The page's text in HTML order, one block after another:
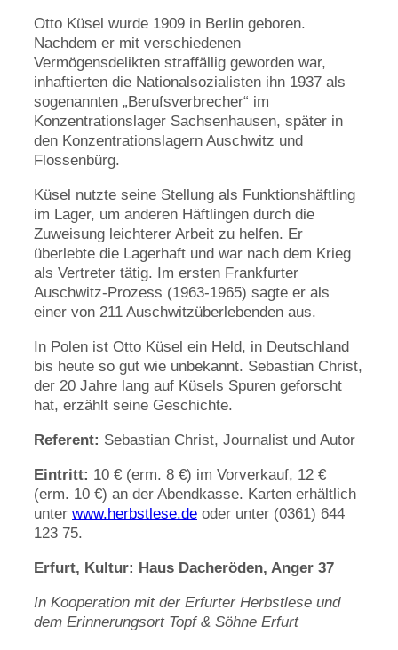
Otto Küsel wurde 1909 in Berlin geboren.
Nachdem er mit verschiedenen
Vermögensdelikten straffällig geworden war,
inhaftierten die Nationalsozialisten ihn 1937 als
sogenannten „Berufsverbrecher“ im
Konzentrationslager Sachsenhausen, später in
den Konzentrationslagern Auschwitz und
Flossenbürg.
Küsel nutzte seine Stellung als Funktionshäftling
im Lager, um anderen Häftlingen durch die
Zuweisung leichterer Arbeit zu helfen. Er
überlebte die Lagerhaft und war nach dem Krieg
als Vertreter tätig. Im ersten Frankfurter
Auschwitz-Prozess (1963-1965) sagte er als
einer von 211 Auschwitzüberlebenden aus.
In Polen ist Otto Küsel ein Held, in Deutschland
bis heute so gut wie unbekannt. Sebastian Christ,
der 20 Jahre lang auf Küsels Spuren geforscht
hat, erzählt seine Geschichte.
Referent: Sebastian Christ, Journalist und Autor
Eintritt: 10 € (erm. 8 €) im Vorverkauf, 12 €
(erm. 10 €) an der Abendkasse. Karten erhältlich
unter www.herbstlese.de oder unter (0361) 644
123 75.
Erfurt, Kultur: Haus Dacheröden, Anger 37
In Kooperation mit der Erfurter Herbstlese und
dem Erinnerungsort Topf & Söhne Erfurt